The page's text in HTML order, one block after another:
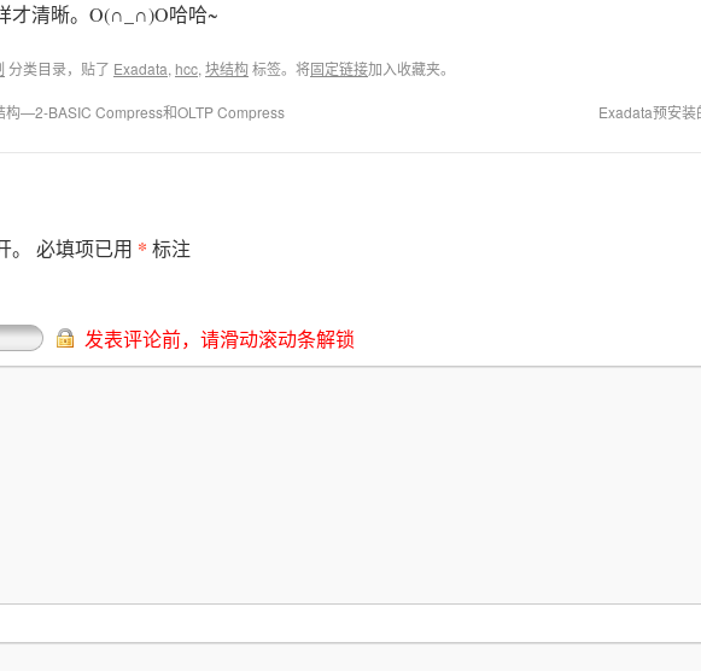
才清晰。O(∩_∩)O哈哈~
分类目录，贴了 Exadata, hcc, 块结构标签。将固定链接加入收藏夹。
构—2-BASIC Compress和OLTP Compress Exadata预安装
必填项已用 * 标注
发表评论前，请滑动滚动条解锁